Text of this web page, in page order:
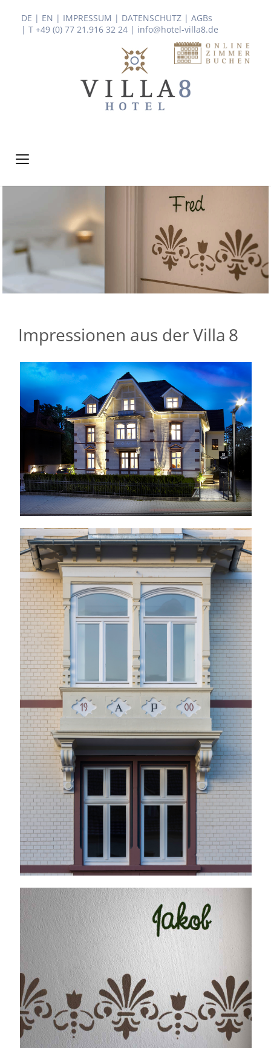
DE | EN | IMPRESSUM | DATENSCHUTZ | AGBs
| T +49 (0) 77 21.916 32 24 | info@hotel-villa8.de
Impressionen aus der Villa 8